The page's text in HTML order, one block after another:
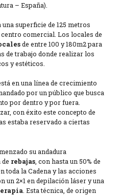
– España).
superficie de 125 metros
comercial. Los locales de
de entre 100 y 180m2 para
de trabajo donde realizar los
y estéticos.
en una línea de crecimiento
por un público que busca
por dentro y por fuera.
con éxito este concepto de
estaba reservado a ciertas
su andadura
rebajas , con hasta un 50% de
toda la Cadena y las acciones
un 2×1 en depilación láser y una
. Esta técnica, de origen